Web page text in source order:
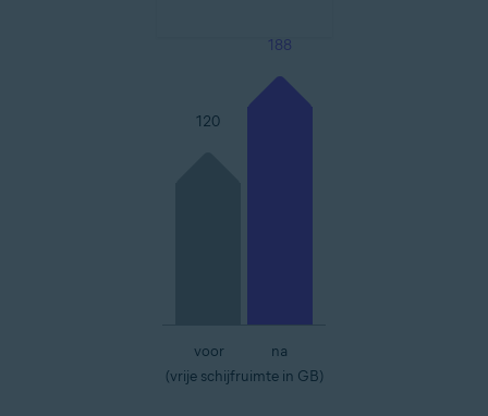
120
188
voor
na
(vrije schijfruimte in GB)